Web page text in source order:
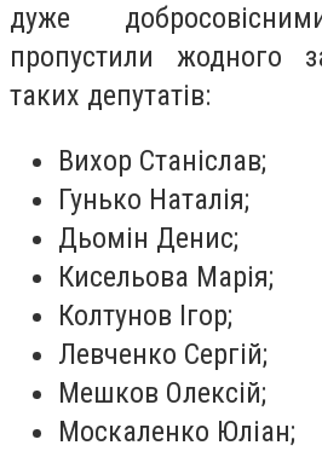
дуже
пропустили жодного
таких депутатів:
Вихор Станіслав;
Гунько Наталія;
Дьомін Денис;
Кисельова Марія;
Колтунов Ігор;
Левченко Сергій;
Мешков Олексій;
Москаленко Юліан;